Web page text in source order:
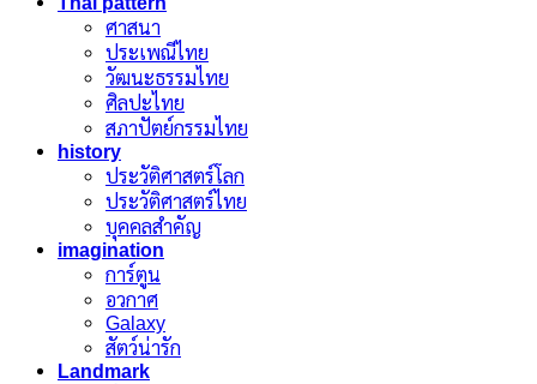
ศาสนา
ประเพณีไทย
วัฒนะธรรมไทย
ศิลปะไทย
สภาปัตย์กรรมไทย
history
ประวัติศาสตร์โลก
ประวัติศาสตร์ไทย
บุคคลสำคัญ
imagination
การ์ตูน
อวกาศ
Galaxy
สัตว์น่ารัก
Landmark